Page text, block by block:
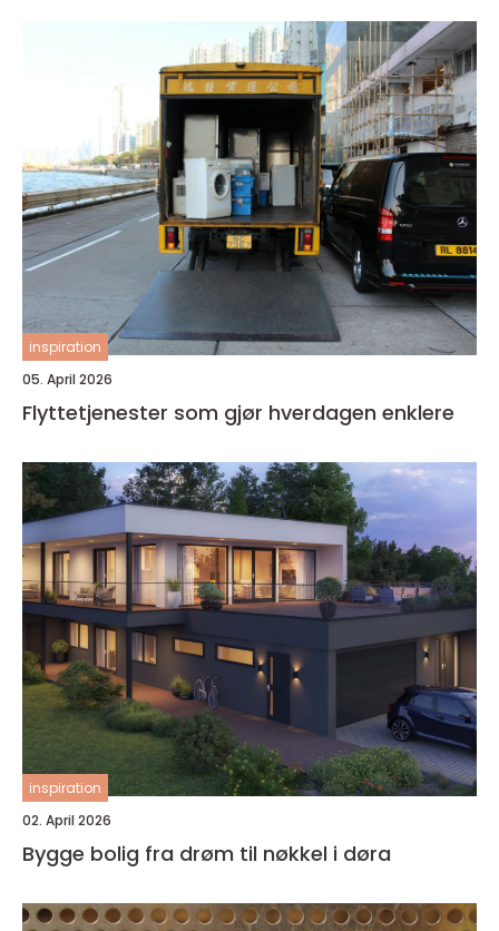
inspiration
05. April 2026
Flyttetjenester som gjør hverdagen enklere
inspiration
02. April 2026
Bygge bolig fra drøm til nøkkel i døra